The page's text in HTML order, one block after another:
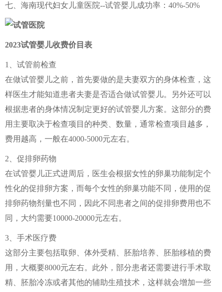
七、海南现代妇女儿童医院--试管婴儿成功率：40%-50%
2023试管婴儿收费价目表
1、试管前检查
在做试管婴儿之前，首先要做的是夫妻双方的身体检查，这
样医生才能知道患者夫妻是否适合做试管婴儿。另外还可以
根据患者的身体情况制定更好的试管婴儿方案。这部分的费
用主要取决于检查项目的种类、数量，通常检查项目越多，
费用越高，一般在4000-5000元左右。
2、促排卵药物
在试管婴儿正式进周后，医生会根据女性的卵巢功能制定个
性化的促排卵方案，而每个女性的卵巢功能不同，使用的促
排卵药物剂量也不同，因此不同患者之间的促排卵费用也不
同，大约需要10000-20000元左右。
3、手术医疗费
这部分主要包括取卵、体外受精、胚胎培养、胚胎移植的费
用，大概要8000元左右。此外，部分患者还需要进行手术取
精、胚胎冷冻或者其他的辅助生殖技术，这样就会增加一些